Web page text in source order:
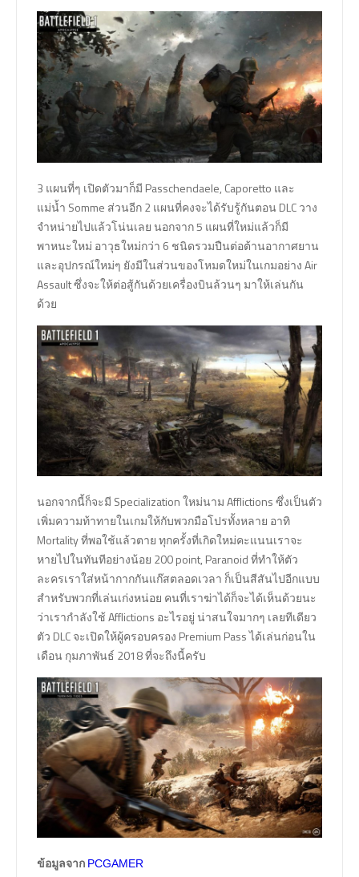
3 แผนที่ๆ เปิดตัวมาก็มี Passchendaele, Caporetto และ
แม่น้ำ Somme ส่วนอีก 2 แผนที่คงจะได้รับรู้กันตอน DLC วาง
จำหน่ายไปแล้วโน่นเลย นอกจาก 5 แผนที่ใหม่แล้วก็มี
พาหนะใหม่ อาวุธใหม่กว่า 6 ชนิดรวมปืนต่อต้านอากาศยาน
และอุปกรณ์ใหม่ๆ ยังมีในส่วนของโหมดใหม่ในเกมอย่าง Air
Assault ซึ่งจะให้ต่อสู้กันด้วยเครื่องบินล้วนๆ มาให้เล่นกัน
ด้วย
นอกจากนี้ก็จะมี Specialization ใหม่นาม Afflictions ซึ่งเป็นตัว
เพิ่มความท้าทายในเกมให้กับพวกมือโปรทั้งหลาย อาทิ
Mortality ที่พอใช้แล้วตาย ทุกครั้งที่เกิดใหม่คะแนนเราจะ
หายไปในทันทีอย่างน้อย 200 point, Paranoid ที่ทำให้ตัว
ละครเราใส่หน้ากากกันแก๊สตลอดเวลา ก็เป็นสีสันไปอีกแบบ
สำหรับพวกที่เล่นเก่งหน่อย คนที่เราฆ่าได้ก็จะได้เห็นด้วยนะ
ว่าเรากำลังใช้ Afflictions อะไรอยู่ น่าสนใจมากๆ เลยทีเดียว
ตัว DLC จะเปิดให้ผู้ครอบครอง Premium Pass ได้เล่นก่อนใน
เดือน กุมภาพันธ์ 2018 ที่จะถึงนี้ครับ
ข้อมูลจาก PCGAMER